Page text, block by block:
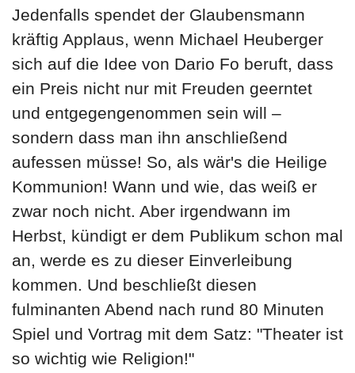
Jedenfalls spendet der Glaubensmann
kräftig Applaus, wenn Michael Heuberger
sich auf die Idee von Dario Fo beruft, dass
ein Preis nicht nur mit Freuden geerntet
und entgegengenommen sein will –
sondern dass man ihn anschließend
aufessen müsse! So, als wär's die Heilige
Kommunion! Wann und wie, das weiß er
zwar noch nicht. Aber irgendwann im
Herbst, kündigt er dem Publikum schon mal
an, werde es zu dieser Einverleibung
kommen. Und beschließt diesen
fulminanten Abend nach rund 80 Minuten
Spiel und Vortrag mit dem Satz: "Theater ist
so wichtig wie Religion!"